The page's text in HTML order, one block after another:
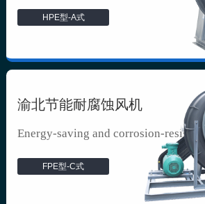
HPE型-A式
渝北节能耐腐蚀风机
Energy-saving and corrosion-resista...
FPE型-C式